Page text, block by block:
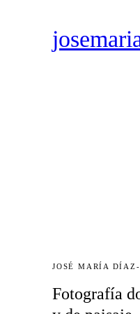
JOSÉ MARÍA DÍAZ-
Fotografía